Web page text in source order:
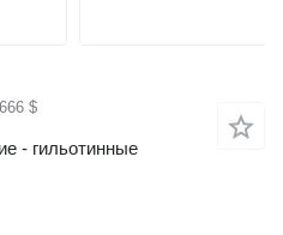
$
- гильотинные